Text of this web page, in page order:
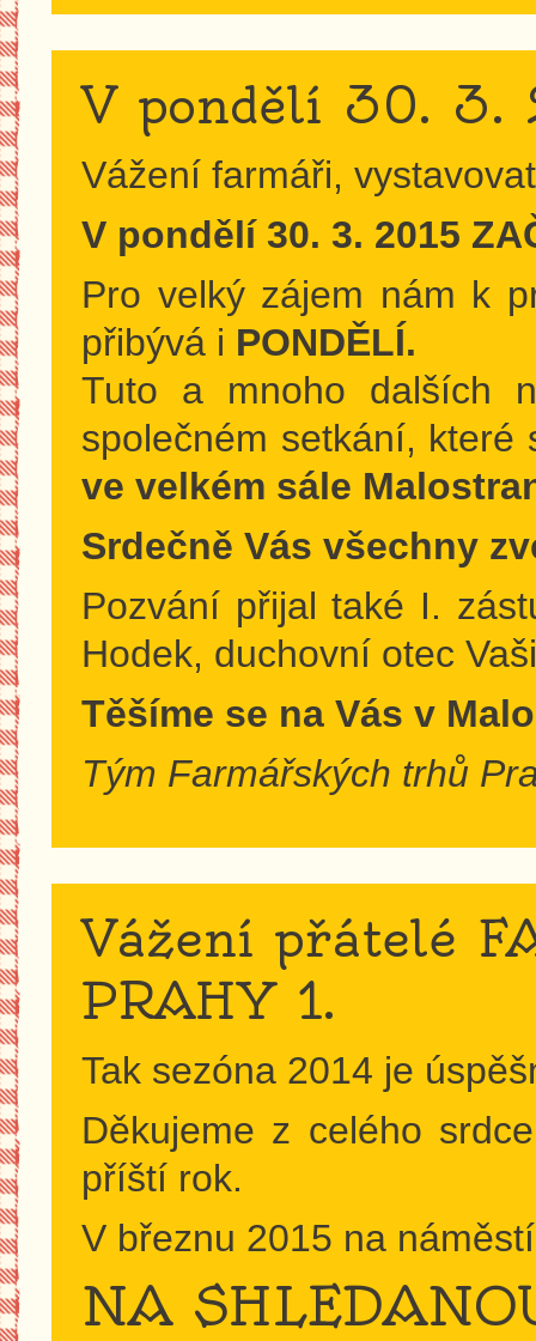
V pondělí 30. 3.
Vážení farmáři,
V pondělí 30. 3. 2015
Pro velký zájem nám k
přibývá i PONDĚLÍ.
Tuto a mnoho dalších
společném setkání,
ve velkém sále
Srdečně Vás všechny
Pozvání přijal také I.
Hodek, duchovní otec
Těšíme se na Vás v
Tým Farmářských trhů
Vážení přátelé
PRAHY 1.
Tak sezóna 2014 je
Děkujeme z celého
příští rok.
V březnu 2015 na
NA